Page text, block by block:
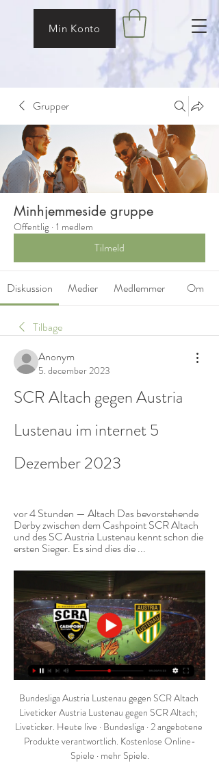
Min Konto
Grupper
Minhjemmeside gruppe
Offentlig · 1 medlem
Tilmeld
Diskussion Medier Medlemmer Om
Tilbage
Anonym
5. december 2023
SCR Altach gegen Austria
Lustenau im internet 5
Dezember 2023
vor 4 Stunden — Altach Das bevorstehende
Derby zwischen dem Cashpoint SCR Altach
und des SC Austria Lustenau kennt schon die
ersten Sieger. Es sind dies die ...
Bundesliga Austria Lustenau gegen SCR Altach
Liveticker Austria Lustenau gegen SCR Altach;
Liveticker. Heute live · Bundesliga · 2 angebotene
Produkte verantwortlich. Kostenlose Online-
Spiele · mehr Spiele.